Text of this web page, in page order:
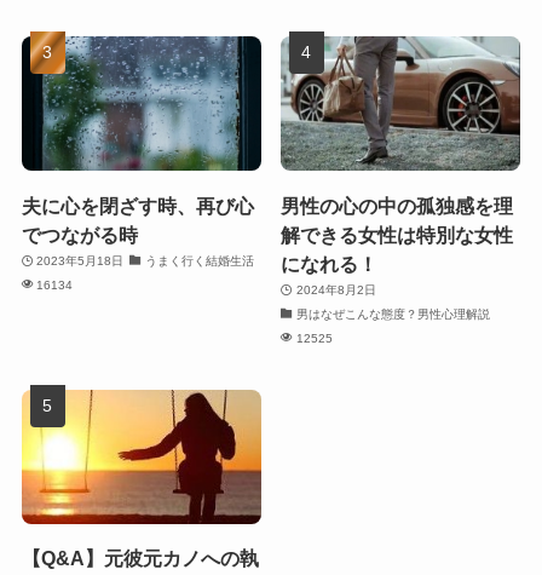
夫に心を閉ざす時、再び心
でつながる時
2023年5月18日
うまく行く結婚生活
16134
男性の心の中の孤独感を理
解できる女性は特別な女性
になれる！
2024年8月2日
男はなぜこんな態度？男性心理解説
12525
【Q&A】元彼元カノへの執